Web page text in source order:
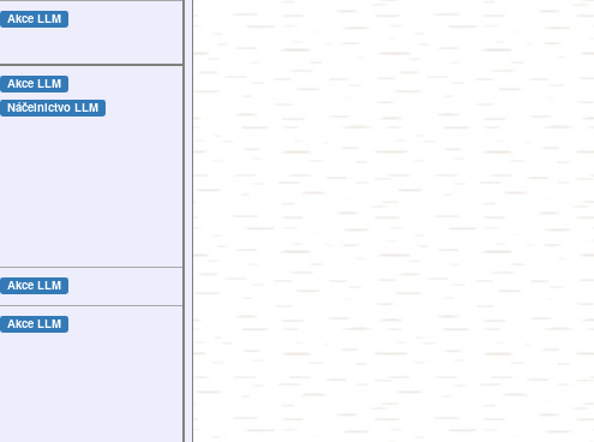
Akce LLM
Akce LLM
Náčelnictvo LLM
Akce LLM
Akce LLM